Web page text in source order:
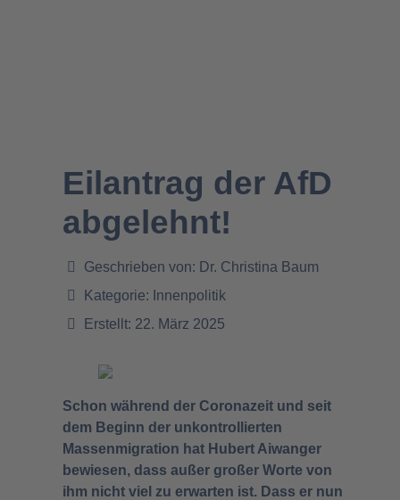
Eilantrag der AfD
abgelehnt!
Geschrieben von: Dr. Christina Baum
Kategorie: Innenpolitik
Erstellt: 22. März 2025
Schon während der Coronazeit und seit
dem Beginn der unkontrollierten
Massenmigration hat Hubert Aiwanger
bewiesen, dass außer großer Worte von
ihm nicht viel zu erwarten ist. Dass er nun